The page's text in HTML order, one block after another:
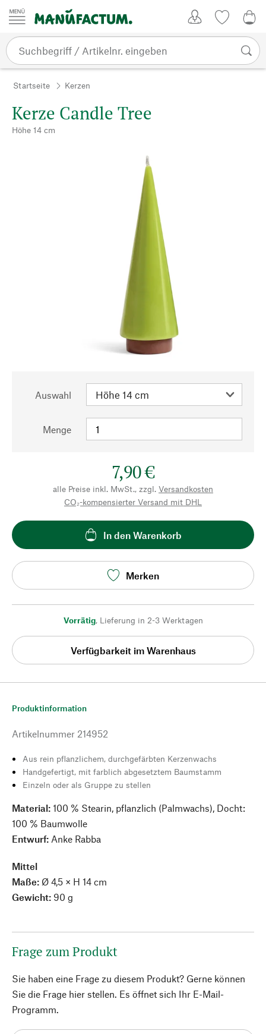
Zum Inhalt springen
Startseite Kerzen
Kerze Candle Tree
Höhe 14 cm
Auswahl
Menge
7,90 €
alle Preise inkl. MwSt., zzgl. Versandkosten
CO₂-kompensierter Versand mit DHL
In den Warenkorb
Merken
Vorrätig, Lieferung in 2-3 Werktagen
Verfügbarkeit im Warenhaus
Produktinformation
Artikelnummer 214952
Aus rein pflanzlichem, durchgefärbten Kerzenwachs
Handgefertigt, mit farblich abgesetztem Baumstamm
Einzeln oder als Gruppe zu stellen
Material: 100 % Stearin, pflanzlich (Palmwachs), Docht:
100 % Baumwolle
Entwurf: Anke Rabba
Mittel
Maße: Ø 4,5 × H 14 cm
Gewicht: 90 g
Frage zum Produkt
Sie haben eine Frage zu diesem Produkt? Gerne können
Sie die Frage hier stellen. Es öffnet sich Ihr E-Mail-
Programm.